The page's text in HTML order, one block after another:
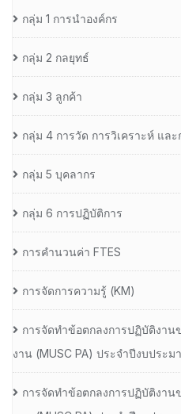
กลุ่ม 1 การนำองค์กร
กลุ่ม 2 กลยุทธ์
กลุ่ม 3 ลูกค้า
กลุ่ม 4 การวัด การวิเคราะห์ แล
กลุ่ม 5 บุคลากร
กลุ่ม 6 การปฏิบัติการ
การคำนวนค่า FTES
การจัดการความรู้ (KM)
การจัดทำข้อตกลงการปฏิบัติงา
งาน (MUSC PA) ประจำปีงบประ
การจัดทำข้อตกลงการปฏิบัติงา